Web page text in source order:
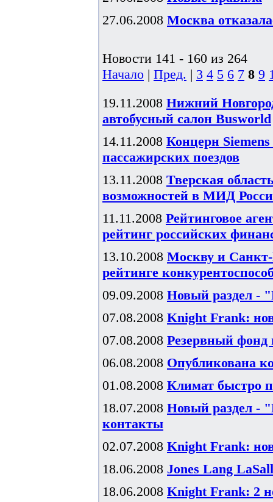
27.06.2008 Москва
Новости 141 - 160 из 264
Начало | Пред. | 3 4 5 6 7 8 9
19.11.2008 Нижний
автобусный салон Busworld
14.11.2008 Концерн
пассажирских поездов
13.11.2008 Тверская
возможностей в МИД
11.11.2008 Рейтинговое
рейтинг российских
13.10.2008 Москву и
рейтинге
09.09.2008 Новый раздел -
07.08.2008 Knight Frank:
07.08.2008 Резервный фонд
06.08.2008 Опубликована
01.08.2008 Климат быстро
18.07.2008 Новый раздел -
контакты
02.07.2008 Knight Frank:
18.06.2008 Jones Lang
18.06.2008 Knight Frank: 2